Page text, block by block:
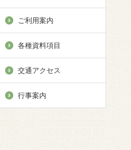
ご利用案内
各種資料項目
交通アクセス
行事案内